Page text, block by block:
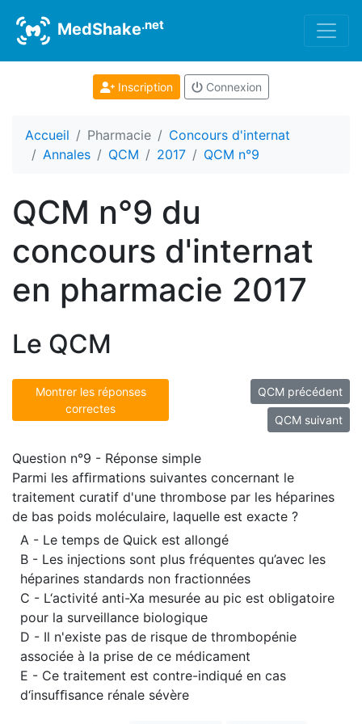
MedShake.net
Inscription Connexion
Accueil Pharmacie
Concours d'internat
Annales
QCM 2017 QCM n°9
QCM n°9 du
concours d'internat
en pharmacie 2017
Le QCM
Montrer les réponses
correctes
QCM précédent
QCM suivant
Question n°9 - Réponse simple
Parmi les afﬁrmations suivantes concernant le
traitement curatif d'une thrombose par les héparines
de bas poids moléculaire, laquelle est exacte ?
A - Le temps de Quick est allongé
B - Les injections sont plus fréquentes qu’avec les
héparines standards non fractionnées
C - L‘activité anti-Xa mesurée au pic est obligatoire
pour la surveillance biologique
D - Il n'existe pas de risque de thrombopénie
associée à la prise de ce médicament
E - Ce traitement est contre-indiqué en cas
d‘insufﬁsance rénale sévère